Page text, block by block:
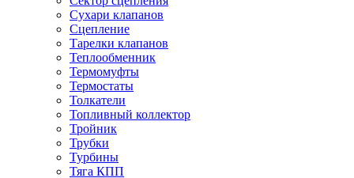
Сухари клапанов
Сцепление
Тарелки клапанов
Теплообменник
Термомуфты
Термостаты
Толкатели
Топливный коллектор
Тройник
Трубки
Турбины
Тяга КПП